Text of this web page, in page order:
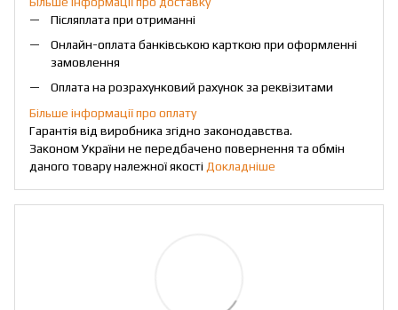
Післяплата при отриманні
Онлайн-оплата банківською карткою при оформленні
замовлення
Оплата на розрахунковий рахунок за реквізитами
Більше інформації про оплату
Гарантія від виробника згідно законодавства.
Законом України не передбачено повернення та обмін
даного товару належної якості Докладніше